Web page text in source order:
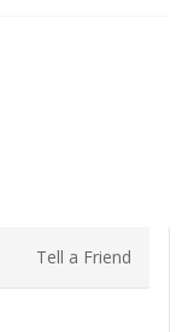
Tell a Friend